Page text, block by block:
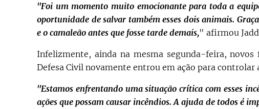
"Foi um momento muito emocionante para toda a
oportunidade de salvar também esses dois animais.
e o camaleão antes que fosse tarde demais," afirmou
Infelizmente, ainda na mesma segunda-feira,
Defesa Civil novamente entrou em ação para controlar
"Estamos enfrentando uma situação crítica com esses
ações que possam causar incêndios. A ajuda de todos é